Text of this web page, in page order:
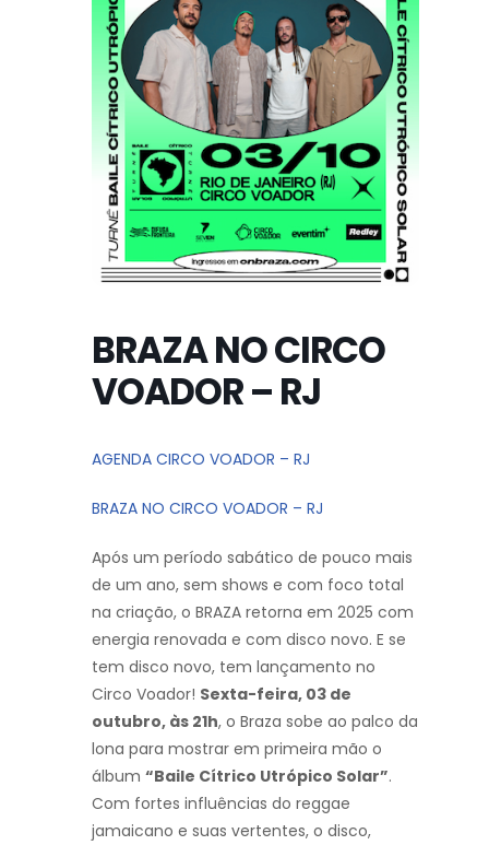
BRAZA NO CIRCO
VOADOR – RJ
AGENDA CIRCO VOADOR – RJ
BRAZA NO CIRCO VOADOR – RJ
Após um período sabático de pouco mais
de um ano, sem shows e com foco total
na criação, o BRAZA retorna em 2025 com
energia renovada e com disco novo. E se
tem disco novo, tem lançamento no
Circo Voador! Sexta-feira, 03 de
outubro, às 21h, o Braza sobe ao palco da
lona para mostrar em primeira mão o
álbum “Baile Cítrico Utrópico Solar”.
Com fortes influências do reggae
jamaicano e suas vertentes, o disco,